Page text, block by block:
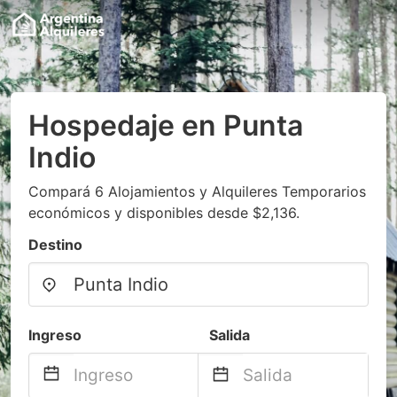
Hospedaje en Punta
Indio
Compará 6 Alojamientos y Alquileres Temporarios
económicos y disponibles desde $2,136.
Destino
Ingreso Salida